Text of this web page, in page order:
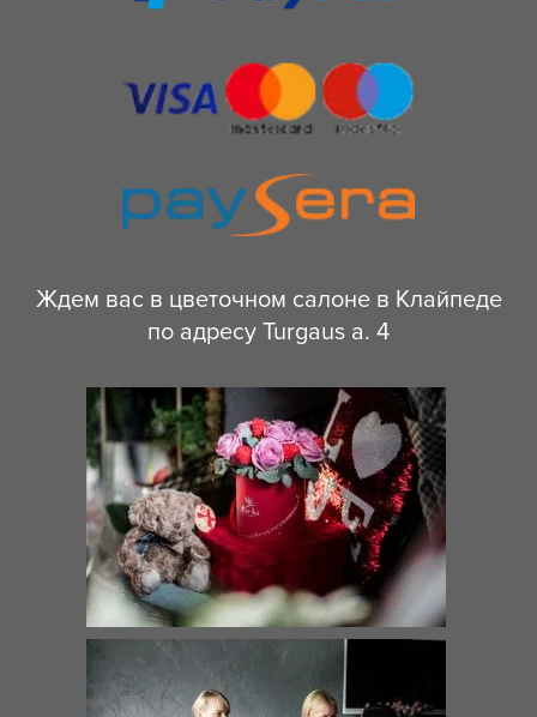
Ждем вас в цветочном салоне в Клайпеде
по адресу Turgaus a. 4